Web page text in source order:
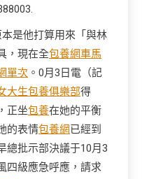
是他打算用來「與林
，現在全包養網車馬
單次 。0月3日電（記
大生包養俱樂部得
正坐包養在她的平衡
的表情包養網已經到
總批示部決議于10月3
四級應急呼應，請求